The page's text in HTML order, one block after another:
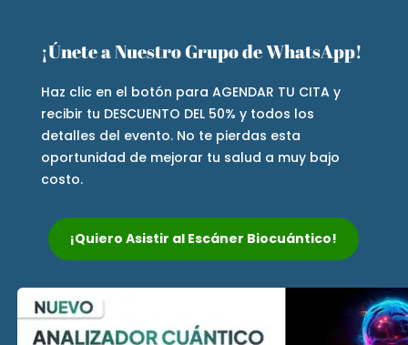
¡Únete a Nuestro Grupo de WhatsApp!
Haz clic en el botón para AGENDAR TU CITA y
recibir tu DESCUENTO DEL 50% y todos los
detalles del evento. No te pierdas esta
oportunidad de mejorar tu salud a muy bajo
costo.
¡Quiero Asistir al Escáner Biocuántico!